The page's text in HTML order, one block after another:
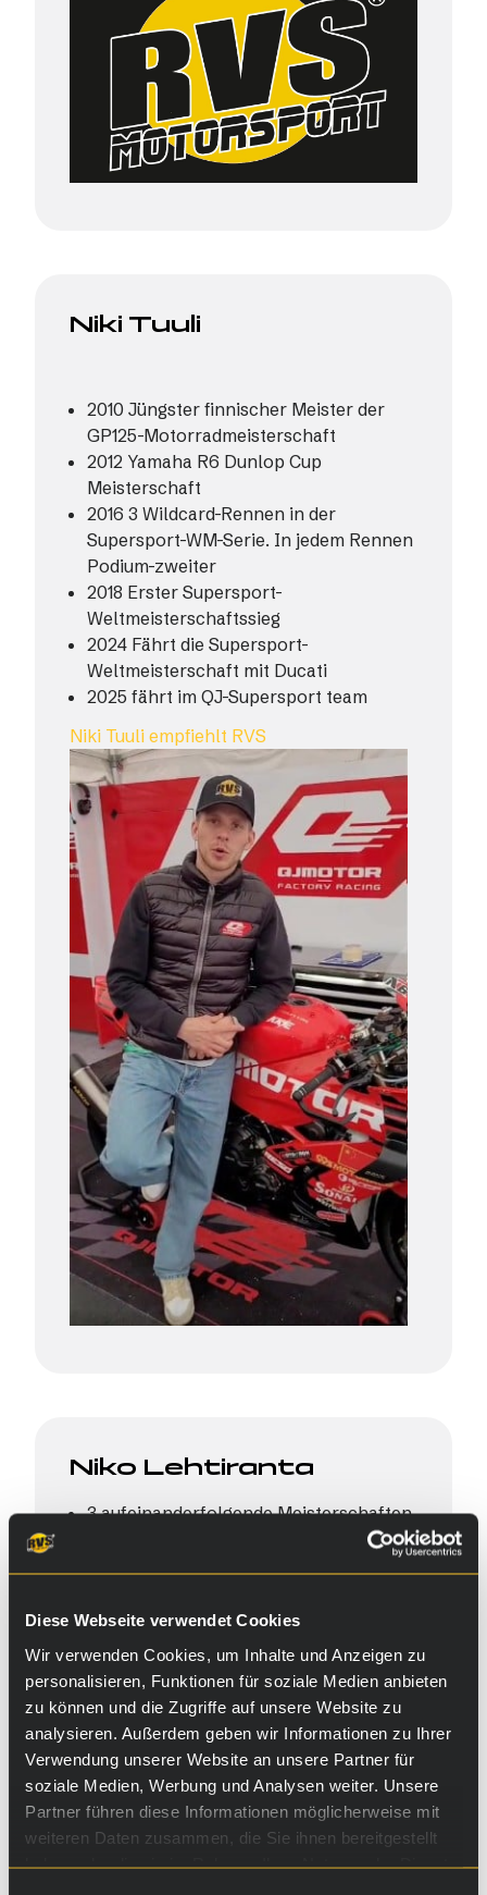
Diese Webseite verwendet Cookies
Wir verwenden Cookies, um Inhalte und Anzeigen zu
personalisieren, Funktionen für soziale Medien anbieten
zu können und die Zugriffe auf unsere Website zu
analysieren. Außerdem geben wir Informationen zu Ihrer
Verwendung unserer Website an unsere Partner für
soziale Medien, Werbung und Analysen weiter. Unsere
Partner führen diese Informationen möglicherweise mit
weiteren Daten zusammen, die Sie ihnen bereitgestellt
haben oder die sie im Rahmen Ihrer Nutzung der Dienste
Niki Tuuli
2010 Jüngster finnischer Meister der
GP125-Motorradmeisterschaft
2012 Yamaha R6 Dunlop Cup
Meisterschaft
2016 3 Wildcard-Rennen in der
Supersport-WM-Serie. In jedem Rennen
Podium-zweiter
2018 Erster Supersport-
Weltmeisterschaftssieg
2024 Fährt die Supersport-
Weltmeisterschaft mit Ducati
2025 fährt im QJ-Supersport team
Niki Tuuli empfiehlt RVS
Niko Lehtiranta
3 aufeinanderfolgende Meisterschaften